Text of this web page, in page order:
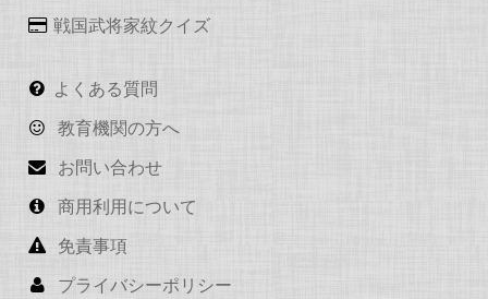
戦国武将家紋クイズ
よくある質問
教育機関の方へ
お問い合わせ
商用利用について
免責事項
プライバシーポリシー